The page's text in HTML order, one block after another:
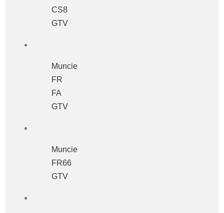
CS8
GTV
Muncie
FR
FA
GTV
Muncie
FR66
GTV